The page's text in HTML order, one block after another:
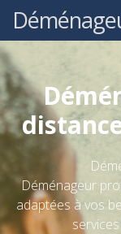
Déménageur
adaptées à vos